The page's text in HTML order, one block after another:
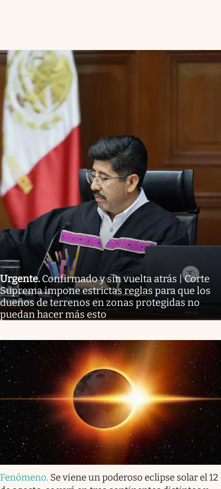
Urgente. Confirmado y sin vuelta atrás | Corte
Suprema impone estrictas reglas para que los
dueños de terrenos en zonas protegidas no
puedan hacer más esto
Fenómeno. Se viene un poderoso eclipse solar el 12